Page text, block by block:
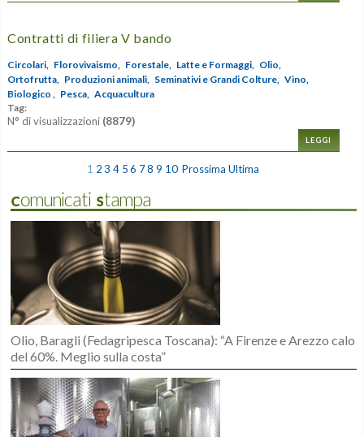
Contratti di filiera V bando
Circolari, Florovivaismo, Forestale, Latte e Formaggi,
Olio,
Ortofrutta,
Produzioni animali, Seminativi e Grandi Colture, Vino,
Biologico ,
Pesca, Acquacultura
Tag:
N° di visualizzazioni (8879)
LEGGI
1 2 3 4 5 6 78 9 10 Prossima Ultima
Comunicati Stampa
Olio, Baragli (Fedagripesca Toscana): “A Firenze e Arezzo calo
del 60%. Meglio sulla costa”